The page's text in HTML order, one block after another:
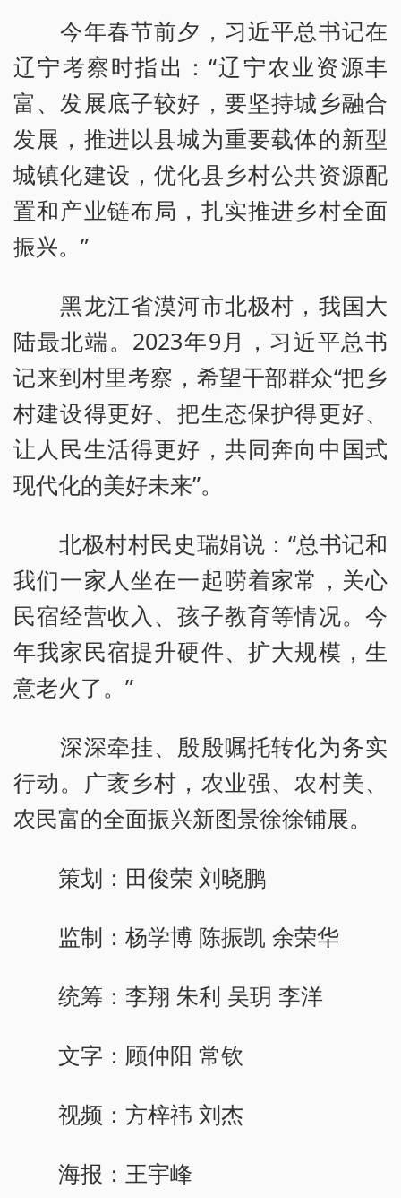
今年春节前夕，习近平总书记在
辽宁考察时指出：“辽宁农业资源丰
富、发展底子较好，要坚持城乡融合
发展，推进以县城为重要载体的新型
城镇化建设，优化县乡村公共资源配
置和产业链布局，扎实推进乡村全面
振兴。”
黑龙江省漠河市北极村，我国大
陆最北端。2023年9月，习近平总书
记来到村里考察，希望干部群众“把乡
村建设得更好、把生态保护得更好、
让人民生活得更好，共同奔向中国式
现代化的美好未来”。
北极村村民史瑞娟说：“总书记和
我们一家人坐在一起唠着家常，关心
民宿经营收入、孩子教育等情况。今
年我家民宿提升硬件、扩大规模，生
意老火了。”
深深牵挂、殷殷嘱托转化为务实
行动。广袤乡村，农业强、农村美、
农民富的全面振兴新图景徐徐铺展。
策划：田俊荣 刘晓鹏
监制：杨学博 陈振凯 余荣华
统筹：李翔 朱利 吴玥 李洋
文字：顾仲阳 常钦
视频：方梓祎 刘杰
海报：王宇峰